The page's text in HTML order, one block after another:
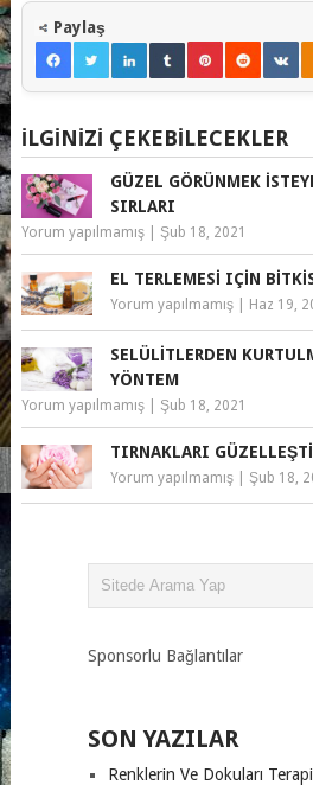
Paylaş
İLGINIZI ÇEKEBILECEKLER
GÜZEL GÖRÜNMEK
SIRLARI
Yorum yapılmamış| Şub 18, 2021
EL TERLEMESI IÇIN
Yorum yapılmamış| Haz 19,
SELÜLITLERDEN
YÖNTEM
Yorum yapılmamış| Şub 18, 2021
TIRNAKLARI
Yorum yapılmamış| Şub 18,
Sponsorlu Bağlantılar
SON YAZILAR
Renklerin Ve Dokuları